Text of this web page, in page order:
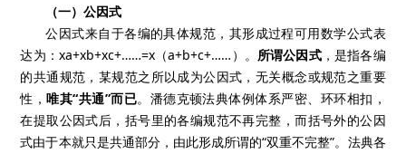
（一）公因式
公因式来自于各编的具体规范，其形成过程可用数学公式表
达为：xa+xb+xc+……=x（a+b+c+……）。 所谓公因式，是指各编
的共通规范，某规范之所以成为公因式，无关概念或规范之重要
性，唯其“共通”而已。潘德克顿法典体例体系严密、环环相扣，
在提取公因式后，括号里的各编规范不再完整，而括号外的公因
式由于本就只是共通部分，由此形成所谓的“双重不完整”。法典各